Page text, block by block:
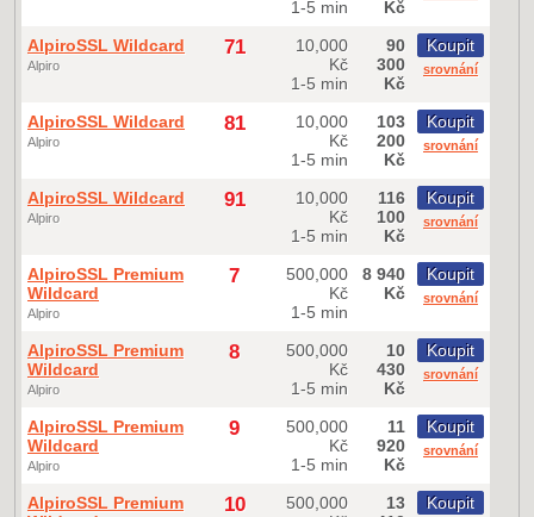
1-5 min
Kč
AlpiroSSL Wildcard
Alpiro
71
10,000
Kč
1-5 min
90
300
Kč
Koupit
srovnání
AlpiroSSL Wildcard
Alpiro
81
10,000
Kč
1-5 min
103
200
Kč
Koupit
srovnání
AlpiroSSL Wildcard
Alpiro
91
10,000
Kč
1-5 min
116
100
Kč
Koupit
srovnání
AlpiroSSL Premium
Wildcard
Alpiro
7
500,000
Kč
1-5 min
8 940
Kč
Koupit
srovnání
AlpiroSSL Premium
Wildcard
Alpiro
8
500,000
Kč
1-5 min
10
430
Kč
Koupit
srovnání
AlpiroSSL Premium
Wildcard
Alpiro
9
500,000
Kč
1-5 min
11
920
Kč
Koupit
srovnání
AlpiroSSL Premium
10
500,000
13
Koupit